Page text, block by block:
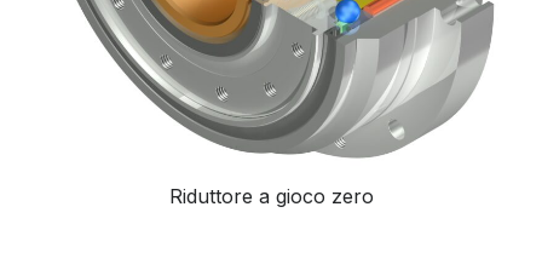
Riduttore a gioco zero